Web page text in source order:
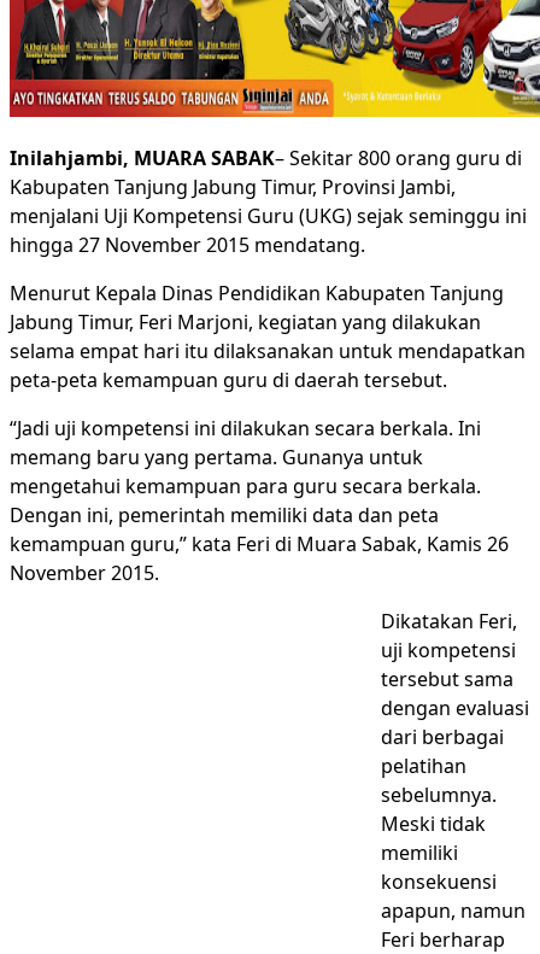
Inilahjambi, MUARA SABAK– Sekitar 800 orang guru di
Kabupaten Tanjung Jabung Timur, Provinsi Jambi,
menjalani Uji Kompetensi Guru (UKG) sejak seminggu ini
hingga 27 November 2015 mendatang.
Menurut Kepala Dinas Pendidikan Kabupaten Tanjung
Jabung Timur, Feri Marjoni, kegiatan yang dilakukan
selama empat hari itu dilaksanakan untuk mendapatkan
peta-peta kemampuan guru di daerah tersebut.
“Jadi uji kompetensi ini dilakukan secara berkala. Ini
memang baru yang pertama. Gunanya untuk
mengetahui kemampuan para guru secara berkala.
Dengan ini, pemerintah memiliki data dan peta
kemampuan guru,” kata Feri di Muara Sabak, Kamis 26
November 2015.
Dikatakan Feri,
uji kompetensi
tersebut sama
dengan evaluasi
dari berbagai
pelatihan
sebelumnya.
Meski tidak
memiliki
konsekuensi
apapun, namun
Feri berharap